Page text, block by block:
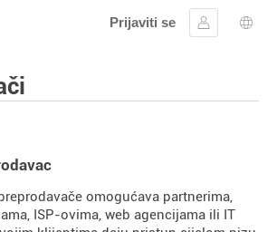
Prijaviti se
Prijavite se
omogućava partnerima,
ISP-ovima, web agencijama ili IT